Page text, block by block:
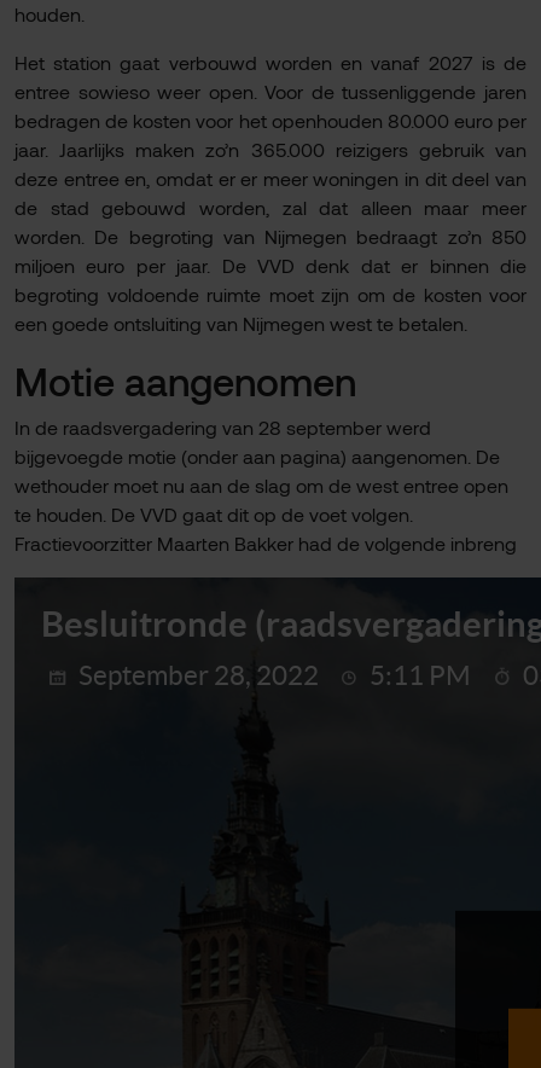
houden.
Het station gaat verbouwd worden en vanaf 2027 is de
entree sowieso weer open. Voor de tussenliggende jaren
bedragen de kosten voor het openhouden 80.000 euro per
jaar. Jaarlijks maken zo’n 365.000 reizigers gebruik van
deze entree en, omdat er er meer woningen in dit deel van
de stad gebouwd worden, zal dat alleen maar meer
worden. De begroting van Nijmegen bedraagt zo’n 850
miljoen euro per jaar. De VVD denk dat er binnen die
begroting voldoende ruimte moet zijn om de kosten voor
een goede ontsluiting van Nijmegen west te betalen.
Motie aangenomen
In de raadsvergadering van 28 september werd
bijgevoegde motie (onder aan pagina) aangenomen. De
wethouder moet nu aan de slag om de west entree open
te houden. De VVD gaat dit op de voet volgen.
Fractievoorzitter Maarten Bakker had de volgende inbreng